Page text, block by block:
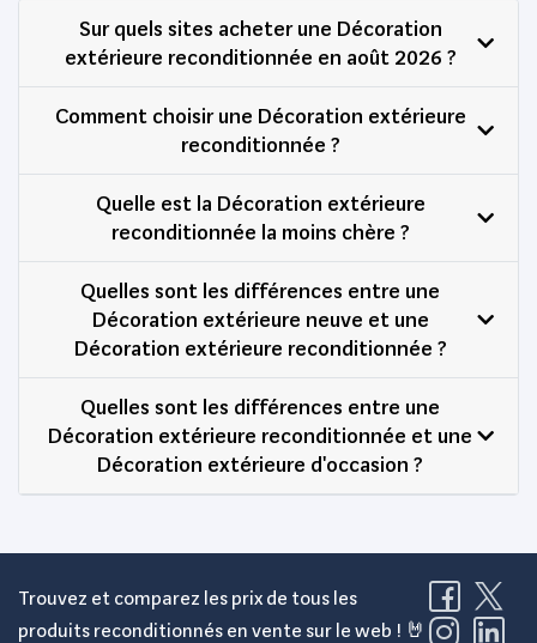
Sur quels sites acheter une Décoration
extérieure reconditionnée en août 2026 ?
Comment choisir une Décoration extérieure
reconditionnée ?
Quelle est la Décoration extérieure
reconditionnée la moins chère ?
Quelles sont les différences entre une
Décoration extérieure neuve et une
Décoration extérieure reconditionnée ?
Quelles sont les différences entre une
Décoration extérieure reconditionnée et une
Décoration extérieure d'occasion ?
Trouvez et comparez les prix de tous les
produits reconditionnés en vente sur le web ! 🤘